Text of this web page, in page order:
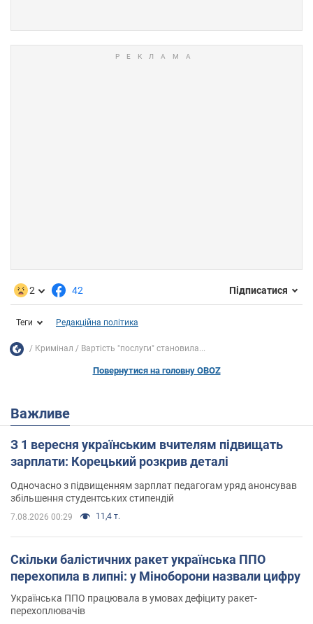
2 42 Підписатися
Теги Редакційна політика
Кримінал Вартість "послуги" становила...
Повернутися на головну OBOZ
Важливе
З 1 вересня українським вчителям підвищать
зарплати: Корецький розкрив деталі
Одночасно з підвищенням зарплат педагогам уряд анонсував
збільшення студентських стипендій
7.08.2026 00:29 11,4 т.
Скільки балістичних ракет українська ППО
перехопила в липні: у Міноборони назвали цифру
Українська ППО працювала в умовах дефіциту ракет-
перехоплювачів